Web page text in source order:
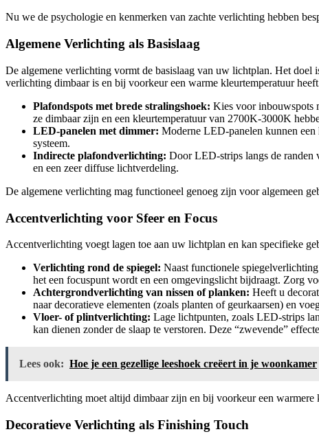
Nu we de psychologie en kenmerken van zachte verlichting hebben
Algemene Verlichting als Basislaag
De algemene verlichting vormt de basislaag van uw lichtplan. Het doel
verlichting dimbaar is en bij voorkeur een warme kleurtemperatuur
Plafondspots met brede stralingshoek: Kies voor inbouwspots
ze dimbaar zijn en een kleurtemperatuur van 2700K-3000K
LED-panelen met dimmer: Moderne LED-panelen kunnen een
systeem.
Indirecte plafondverlichting: Door LED-strips langs de randen
en een zeer diffuse lichtverdeling.
De algemene verlichting mag functioneel genoeg zijn voor algemeen
Accentverlichting voor Sfeer en Focus
Accentverlichting voegt lagen toe aan uw lichtplan en kan specifieke
Verlichting rond de spiegel: Naast functionele
het een focuspunt wordt en een omgevingslicht bijdraagt. Zorg
Achtergrondverlichting van nissen of planken: Heeft u
naar decoratieve elementen (zoals planten of geurkaarsen) en
Vloer- of plintverlichting: Lage lichtpunten, zoals LED-strips
kan dienen zonder de slaap te verstoren. Deze “zwevende”
Lees ook: Hoe je een gezellige leeshoek creëert in je woonkamer
Accentverlichting moet altijd dimbaar zijn en bij voorkeur een warmere
Decoratieve Verlichting als Finishing Touch